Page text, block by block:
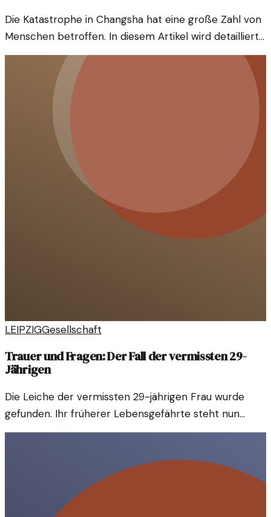
Die Katastrophe in Changsha hat eine große Zahl von
Menschen betroffen. In diesem Artikel wird detailliert
beschrieben, was genau geschah, als ein Gebäude
einstürzte und 500 Einsatzkräfte mobilisiert wurden.
LEIPZIGGesellschaft
Trauer und Fragen: Der Fall der vermissten 29-
Jährigen
Die Leiche der vermissten 29-jährigen Frau wurde
gefunden. Ihr früherer Lebensgefährte steht nun
unter Verdacht. Der Fall wirft Fragen zum Schutz von